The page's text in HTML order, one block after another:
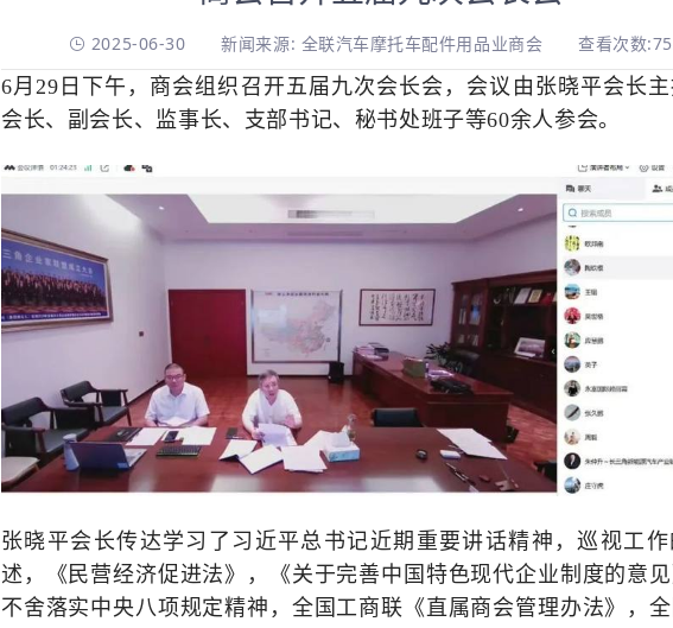
2025-06-30 新闻来源: 全联汽车摩托车配件用品业商会 查看次数
6月29日下午，商会组织召开五届九次会长会，会议由张晓平会长
会长、副会长、监事长、支部书记、秘书处班子等60余人参会。
张晓平会长传达学习了习近平总书记近期重要讲话精神，巡视工
述，《民营经济促进法》，《关于完善中国特色现代企业制度的意
不舍落实中央八项规定精神，全国工商联《直属商会管理办法》，